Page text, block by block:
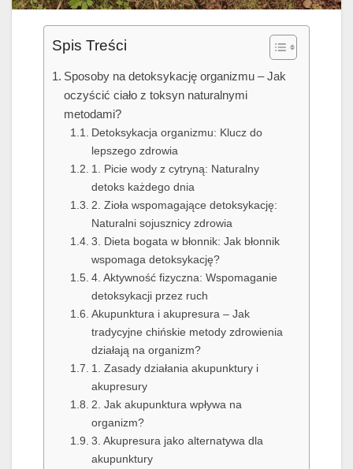
Spis Treści
Sposoby na detoksykację organizmu – Jak
oczyścić ciało z toksyn naturalnymi
metodami?
Detoksykacja organizmu: Klucz do
lepszego zdrowia
1. Picie wody z cytryną: Naturalny
detoks każdego dnia
2. Zioła wspomagające detoksykację:
Naturalni sojusznicy zdrowia
3. Dieta bogata w błonnik: Jak błonnik
wspomaga detoksykację?
4. Aktywność fizyczna: Wspomaganie
detoksykacji przez ruch
Akupunktura i akupresura – Jak
tradycyjne chińskie metody zdrowienia
działają na organizm?
1. Zasady działania akupunktury i
akupresury
2. Jak akupunktura wpływa na
organizm?
3. Akupresura jako alternatywa dla
akupunktury